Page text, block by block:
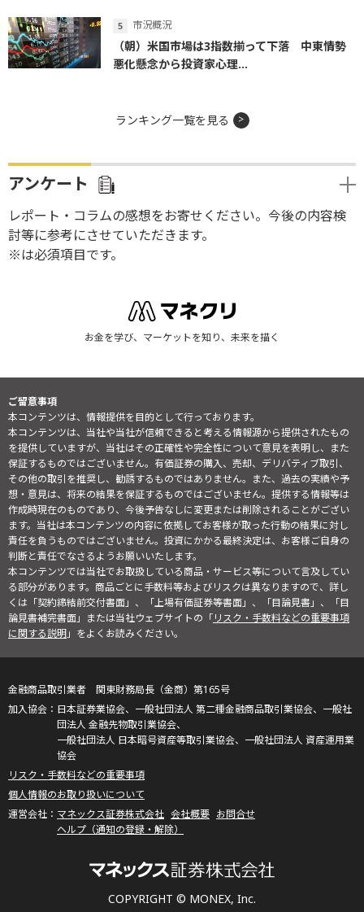
市況概況
（朝）米国市場は3指数揃って下落 中東情勢
悪化懸念から投資家心理...
ランキング一覧を見る
アンケート
レポート・コラムの感想をお寄せください。今後の内容検
討等に参考にさせていただきます。
※は必須項目です。
お金を学び、マーケットを知り、未来を描く
ご留意事項
本コンテンツは、情報提供を目的として行っております。
本コンテンツは、当社や当社が信頼できると考える情報源から提供されたもの
を提供していますが、当社はその正確性や完全性について意見を表明し、また
保証するものではございません。有価証券の購入、売却、デリバティブ取引、
その他の取引を推奨し、勧誘するものではありません。また、過去の実績や予
想・意見は、将来の結果を保証するものではございません。提供する情報等は
作成時現在のものであり、今後予告なしに変更または削除されることがござい
ます。当社は本コンテンツの内容に依拠してお客様が取った行動の結果に対し
責任を負うものではございません。投資にかかる最終決定は、お客様ご自身の
判断と責任でなさるようお願いいたします。
本コンテンツでは当社でお取扱している商品・サービス等について言及してい
る部分があります。商品ごとに手数料等およびリスクは異なりますので、詳し
くは「契約締結前交付書面」、「上場有価証券等書面」、「目論見書」、「目
論見書補完書面」または当社ウェブサイトの「リスク・手数料などの重要事項
に関する説明」をよくお読みください。
COPYRIGHT © MONEX, Inc.
金融商品取引業者 関東財務局長（金商）第165号
日本証券業協会、一般社団法人 第二種金融商品取引業協会、一般社
団法人 金融先物取引業協会、
一般社団法人 日本暗号資産等取引業協会、一般社団法人 資産運用業
協会
リスク・手数料などの重要事項
個人情報のお取り扱いについて
マネックス証券株式会社 会社概要 お問合せ
ヘルプ（通知の登録・解除）